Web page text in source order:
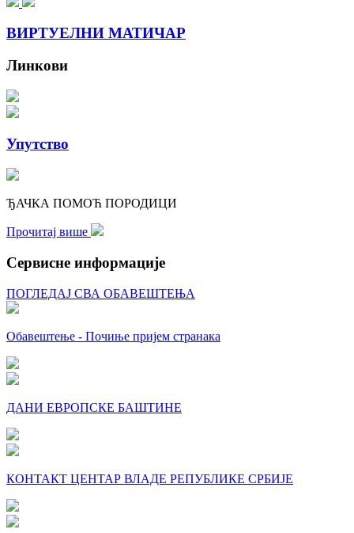
ВИРТУЕЛНИ МАТИЧАР
Линкови
Упутство
ЂАЧКА ПОМОЋ ПОРОДИЦИ
Прочитај више
Сервисне информације
ПОГЛЕДАЈ СВА ОБАВЕШТЕЊА
Обавештење - Почиње пријем странака
ДАНИ ЕВРОПСКЕ БАШТИНЕ
КОНТАКТ ЦЕНТАР ВЛАДЕ РЕПУБЛИКЕ СРБИЈЕ